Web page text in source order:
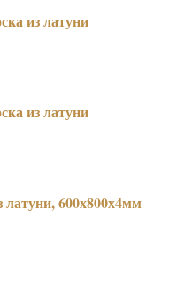
из латуни
из латуни
600х800х4мм